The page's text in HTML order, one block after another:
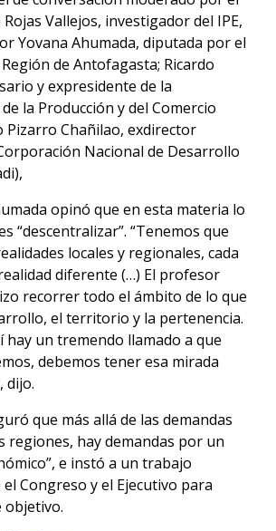
Vallejos, investigador del IPE,
Yovana Ahumada, diputada por el
de Antofagasta; Ricardo
y expresidente de la
la Producción y del Comercio
Pizarro Chañilao, exdirector
Nacional de Desarrollo
opinó que en esta materia lo
“descentralizar”. “Tenemos que
locales y regionales, cada
diferente (…) El profesor
recorrer todo el ámbito de lo que
el territorio y la pertenencia.
hay un tremendo llamado a que
debemos tener esa mirada
dijo.
que más allá de las demandas
regiones, hay demandas por un
e instó a un trabajo
Congreso y el Ejecutivo para
objetivo.